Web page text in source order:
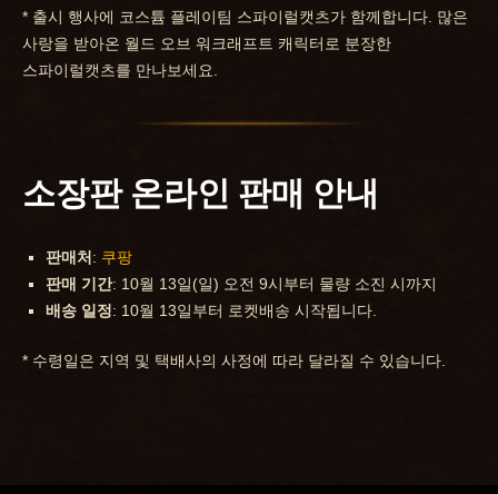
* 출시 행사에 코스튬 플레이팀 스파이럴캣츠가 함께합니다. 많은
사랑을 받아온 월드 오브 워크래프트 캐릭터로 분장한
스파이럴캣츠를 만나보세요.
소장판 온라인 판매 안내
판매처 : 쿠팡
판매 기간: 10월 13일(일) 오전 9시부터 물량 소진 시까지
배송 일정: 10월 13일부터 로켓배송 시작됩니다.
* 수령일은 지역 및 택배사의 사정에 따라 달라질 수 있습니다.